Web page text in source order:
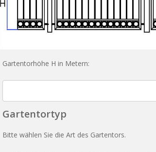
Gartentorhöhe H in Metern:
Gartentortyp
Bitte wählen Sie die Art des Gartentors.